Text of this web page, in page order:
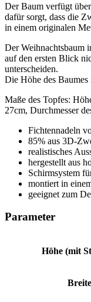
Der Baum verfügt
dafür sorgt, dass die
in einem originalen
Der Weihnachtsbaum
auf den ersten Blick
unterscheiden.
Die Höhe des Baumes
Maße des Topfes:
27cm, Durchmesser
Fichtennadeln
85% aus 3D-
realistisches
hergestellt aus
Schirmsystem
montiert in
geeignet zum
Parameter
Höhe (mit
Breite